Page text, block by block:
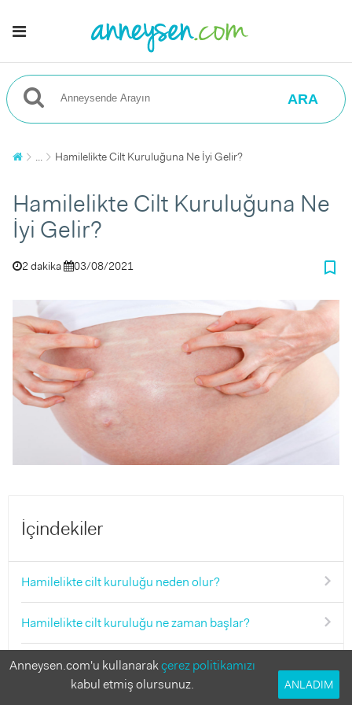
ARA
... Hamilelikte Cilt Kuruluğuna Ne İyi Gelir?
Hamilelikte Cilt Kuruluğuna Ne
İyi Gelir?
2 dakika 03/08/2021 bookmark_border
İçindekiler
Hamilelikte cilt kuruluğu neden olur?
Hamilelikte cilt kuruluğu ne zaman başlar?
Hamilelikte cilt kuruluğuna ne iyi gelir?
Anneysen.com'u kullanarakçerez politikamızı
kabul etmiş olursunuz.
ANLADIM